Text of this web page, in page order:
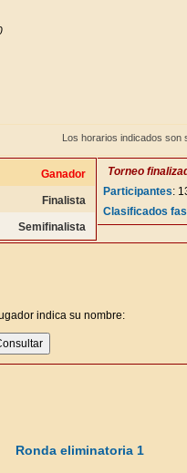
Los horarios indicados son
Ganador
Finalista
Semifinalista
Torneo
Participantes:
Clasificados
indica su nombre:
Ronda eliminatoria 1